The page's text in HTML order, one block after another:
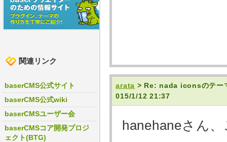
arata > Re: nada iconsのテー
015/1/12 21:37
hanehaneさん
関連リンク
baserCMS公式サイト
baserCMS公式wiki
baserCMSユーザー会
baserCMSコア開発プロジ
ェクト(BTG)